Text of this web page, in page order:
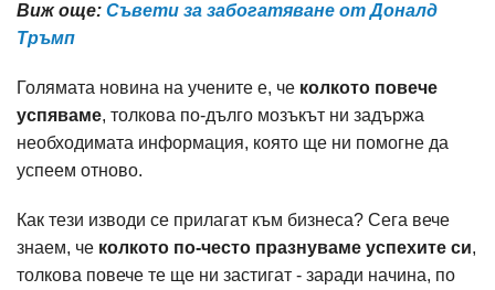
Виж още: Съвети за забогатяване от Доналд
Тръмп
Голямата новина на учените е, че колкото повече
успяваме, толкова по-дълго мозъкът ни задържа
необходимата информация, която ще ни помогне да
успеем отново.
Как тези изводи се прилагат към бизнеса? Сега вече
знаем, че колкото по-често празнуваме успехите си,
толкова повече те ще ни застигат - заради начина, по